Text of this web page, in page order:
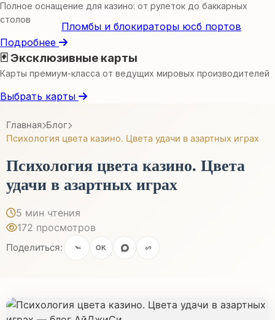
Пломбы
Пломбы и блокираторы юсб портов
Полное оснащение для казино: от рулеток до баккарных
столов
Подробнее
🃏 Эксклюзивные карты
Карты премиум-класса от ведущих мировых производителей
Выбрать карты
Главная Блог
Психология цвета казино. Цвета удачи в азартных играх
Психология цвета казино. Цвета
удачи в азартных играх
5 мин чтения
172 просмотров
Поделиться: OK